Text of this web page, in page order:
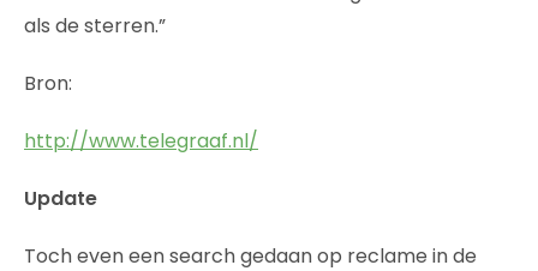
als de sterren.”
Bron:
http://www.telegraaf.nl/
Update
Toch even een search gedaan op reclame in de